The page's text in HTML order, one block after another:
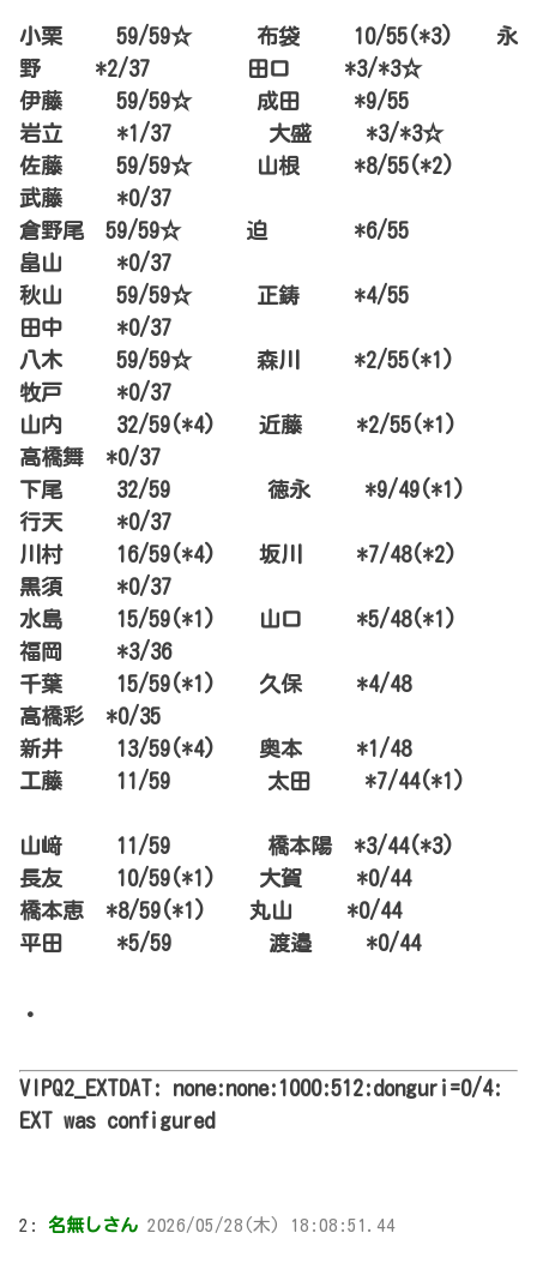
小栗 59/59☆ 布袋 10/55(*3) 永
野 *2/37 田口 *3/*3☆
伊藤 59/59☆ 成田 *9/55
岩立 *1/37 大盛 *3/*3☆
佐藤 59/59☆ 山根 *8/55(*2)
武藤 *0/37
倉野尾 59/59☆ 迫 *6/55
畠山 *0/37
秋山 59/59☆ 正鋳 *4/55
田中 *0/37
八木 59/59☆ 森川 *2/55(*1)
牧戸 *0/37
山内 32/59(*4) 近藤 *2/55(*1)
高橋舞 *0/37
下尾 32/59 徳永 *9/49(*1)
行天 *0/37
川村 16/59(*4) 坂川 *7/48(*2)
黒須 *0/37
水島 15/59(*1) 山口 *5/48(*1)
福岡 *3/36
千葉 15/59(*1) 久保 *4/48
高橋彩 *0/35
新井 13/59(*4) 奥本 *1/48
工藤 11/59 太田 *7/44(*1)
山﨑 11/59 橋本陽 *3/44(*3)
長友 10/59(*1) 大賀 *0/44
橋本恵 *8/59(*1) 丸山 *0/44
平田 *5/59 渡邉 *0/44
・
VIPQ2_EXTDAT: none:none:1000:512:donguri=0/4:
EXT was configured
2: 名無しさん 2026/05/28(木) 18:08:51.44